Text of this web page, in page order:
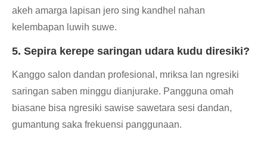
akeh amarga lapisan jero sing kandhel nahan
kelembapan luwih suwe.
5. Sepira kerepe saringan udara kudu diresiki?
Kanggo salon dandan profesional, mriksa lan ngresiki
saringan saben minggu dianjurake. Pangguna omah
biasane bisa ngresiki sawise sawetara sesi dandan,
gumantung saka frekuensi panggunaan.